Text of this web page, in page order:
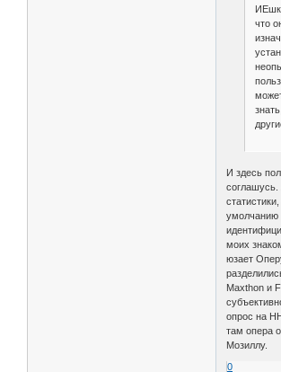
что
И здесь
соглашусь.
умолчанию
моих
юзает
Maxthon и
опрос на
там опера
Мозиллу.
0